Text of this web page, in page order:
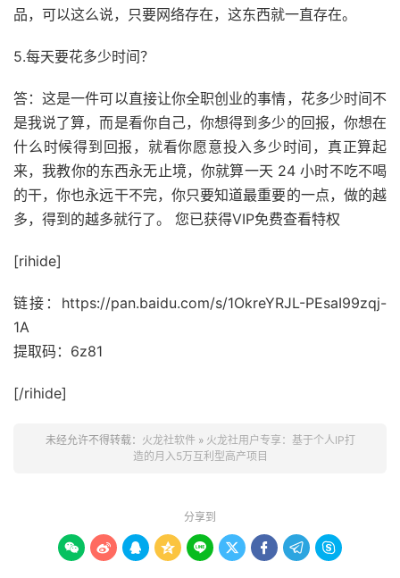
品，可以这么说，只要网络存在，这东西就一直存在。
5.每天要花多少时间？
答：这是一件可以直接让你全职创业的事情，花多少时间不
是我说了算，而是看你自己，你想得到多少的回报，你想在
什么时候得到回报，就看你愿意投入多少时间，真正算起
来，我教你的东西永无止境，你就算一天 24 小时不吃不喝
的干，你也永远干不完，你只要知道最重要的一点，做的越
多，得到的越多就行了。 您已获得VIP免费查看特权
[rihide]
链接：https://pan.baidu.com/s/1OkreYRJL-PEsaI99zqj-
1A
提取码：6z81
[/rihide]
未经允许不得转载： 火龙社软件» 火龙社用户专享：基于个人IP打
造的月入5万互利型高产项目
分享到
        